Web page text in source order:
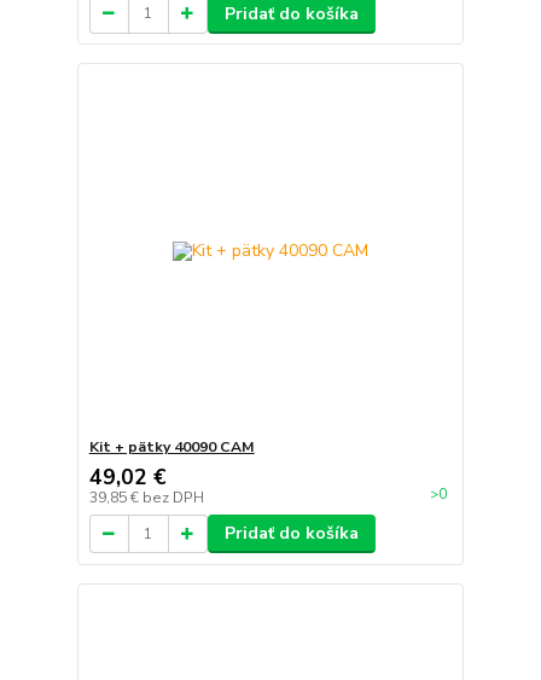
Pridať do košíka
Kit + pätky 40090 CAM
49,02 €
39,85 € bez DPH >0
Pridať do košíka